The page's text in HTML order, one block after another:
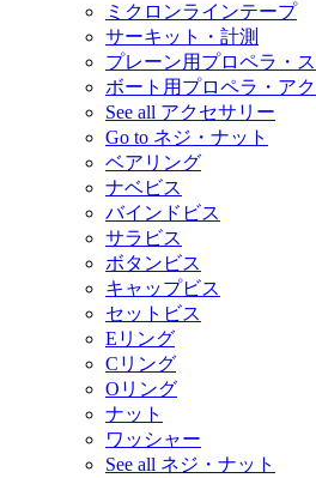
ミクロンラインテープ
サーキット・計測
プレーン用プロペラ・
ボート用プロペラ・ア
See all アクセサリー
Go to ネジ・ナット
ベアリング
ナベビス
バインドビス
サラビス
ボタンビス
キャップビス
セットビス
Eリング
Cリング
Oリング
ナット
ワッシャー
See all ネジ・ナット